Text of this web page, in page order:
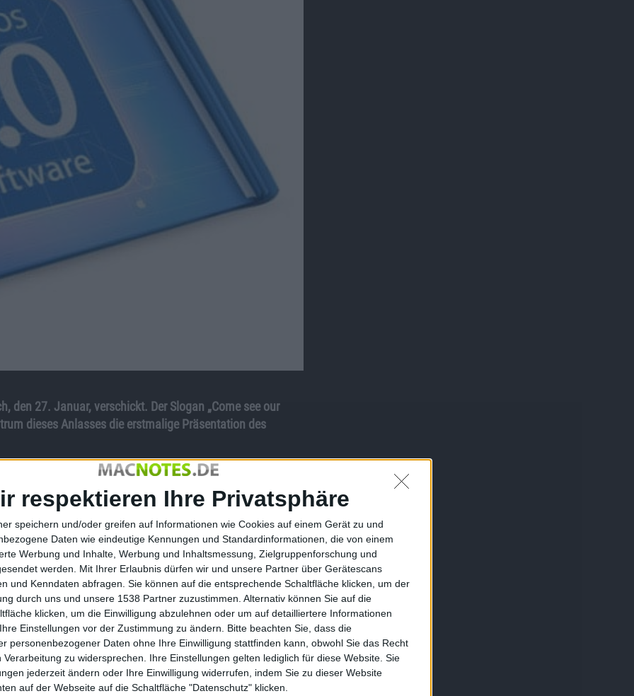
respektieren Ihre Privatsphäre
speichern und/oder greifen auf Informationen wie Cookies auf einem Gerät zu und
Daten wie eindeutige Kennungen und Standardinformationen, die von einem
Werbung und Inhalte, Werbung und Inhaltsmessung, Zielgruppenforschung und
werden.
Mit Ihrer Erlaubnis dürfen wir und unsere Partner über Gerätescans
und Kenndaten abfragen. Sie können auf die entsprechende Schaltfläche klicken, um der
durch uns und unsere 1538 Partner zuzustimmen. Alternativ können Sie auf die
klicken, um die Einwilligung abzulehnen oder um auf detailliertere Informationen
Einstellungen vor der Zustimmung zu ändern.
Bitte beachten Sie, dass die
personenbezogener Daten ohne Ihre Einwilligung stattfinden kann, obwohl Sie das Recht
Verarbeitung zu widersprechen. Ihre Einstellungen gelten lediglich für diese Website. Sie
jederzeit ändern oder Ihre Einwilligung widerrufen, indem Sie zu dieser Website
auf der Webseite auf die Schaltfläche "Datenschutz" klicken.
den 27. Januar, verschickt. Der Slogan „Come see our
dieses Anlasses die erstmalige Präsentation des
dassAppleerste Einblicke in die neue VersioniPhoneOS
Betriebssystem ausgestattet würde, das OS X
iPhone
OS erhält?
des Tablets mit neuen Funktionen ausgestattet
Diese wurden bisher von Apple nicht zugelassen,
wird diese grundsätzlich geschlossen. Alle
dabei wohl diejenigen Geräte, bei welchen ein
könnte Apple nun erstmals diese Hintergrundprozesse
Möglichkeiten bieten.